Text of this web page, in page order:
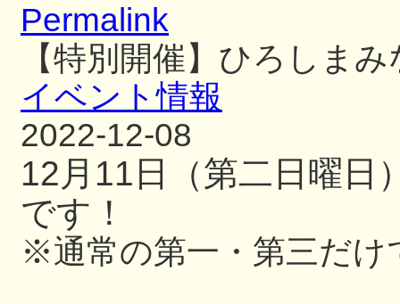
Permalink
【特別開催】ひろしま
イベント情報
2022-12-08
12月11日（第二日曜日
です！
※通常の第一・第三だけ